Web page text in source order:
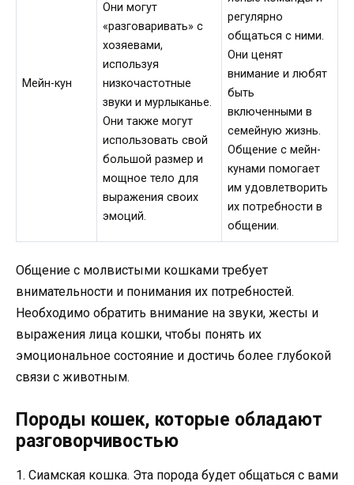
Мейн-кун
Они могут
«разговаривать» с
хозяевами,
используя
низкочастотные
звуки и мурлыканье.
Они также могут
использовать свой
большой размер и
мощное тело для
выражения своих
эмоций.
регулярно
общаться с ними.
Они ценят
внимание и любят
быть
включенными в
семейную жизнь.
Общение с мейн-
кунами помогает
им удовлетворить
их потребности в
общении.
Общение с молвистыми кошками требует
внимательности и понимания их потребностей.
Необходимо обратить внимание на звуки, жесты и
выражения лица кошки, чтобы понять их
эмоциональное состояние и достичь более глубокой
связи с животным.
Породы кошек, которые обладают
разговорчивостью
1. Сиамская кошка. Эта порода будет общаться с вами